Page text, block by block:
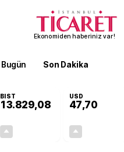
Ekonomiden haberiniz var!
Bugün Son Dakika
BIST
13.829,08
USD
47,70